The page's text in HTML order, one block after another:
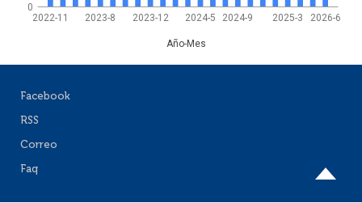
2022-11 2023-8 2023-12 2024-5 2024-9 2025-3 2026-6
Año-Mes
0
Facebook
RSS
Correo
Faq